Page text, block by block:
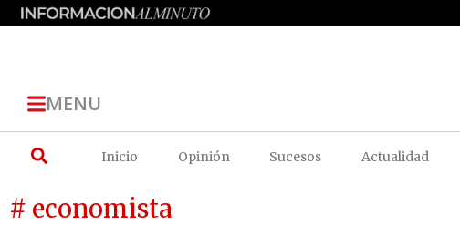
MENU
Inicio Opinión Sucesos Actualidad
# economista